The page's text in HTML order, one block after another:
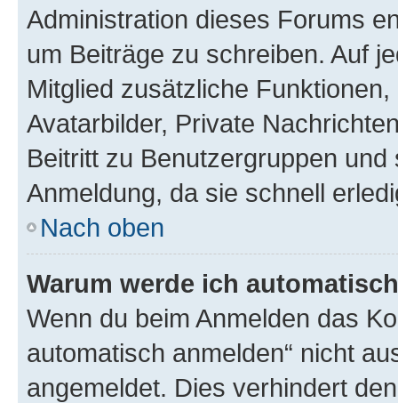
Administration dieses Forums
um Beiträge zu schreiben. Auf
Mitglied zusätzliche
Avatarbilder, Private
Beitritt zu Benutzergruppen
Anmeldung, da sie schnell
Nach oben
Warum werde ich
Wenn du beim Anmelden das
automatisch anmelden“ nicht
angemeldet. Dies verhindert